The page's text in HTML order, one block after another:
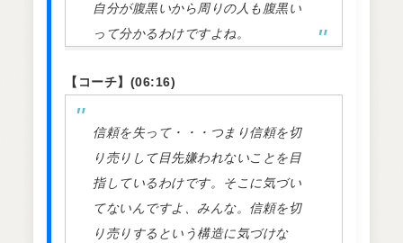
自分が腹黒いから周りの人も腹黒い
って分かるわけですよね。
【コーチ】(06:16)
信頼を失って・・・つまり信頼を切
り売りして目先嫌われないことを目
指しているわけです。そこに気づい
てないんですよ、みんな。信頼を切
り売りするという構造に気づけな